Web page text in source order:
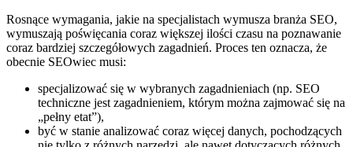
Rosnące wymagania, jakie na specjalistach wymusza branża SEO,
wymuszają poświęcania coraz większej ilości czasu na poznawanie
coraz bardziej szczegółowych zagadnień. Proces ten oznacza, że
obecnie SEOwiec musi:
specjalizować się w wybranych zagadnieniach (np. SEO
techniczne jest zagadnieniem, którym można zajmować się na
„pełny etat”),
być w stanie analizować coraz więcej danych, pochodzących